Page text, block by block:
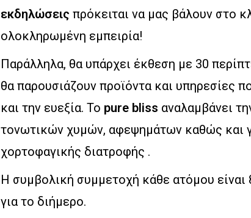
εκδηλώσεις πρόκειται να μας βάλουν στο
ολοκληρωμένη εμπειρία!
Παράλληλα, θα υπάρχει έκθεση με 30
θα παρουσιάζουν προϊόντα και υπηρεσίες
και την ευεξία. Το pure bliss αναλαμβάνει
τονωτικών χυμών, αφεψημάτων καθώς και
χορτοφαγικής διατροφής .
Η συμβολική συμμετοχή κάθε ατόμου
για το διήμερο.